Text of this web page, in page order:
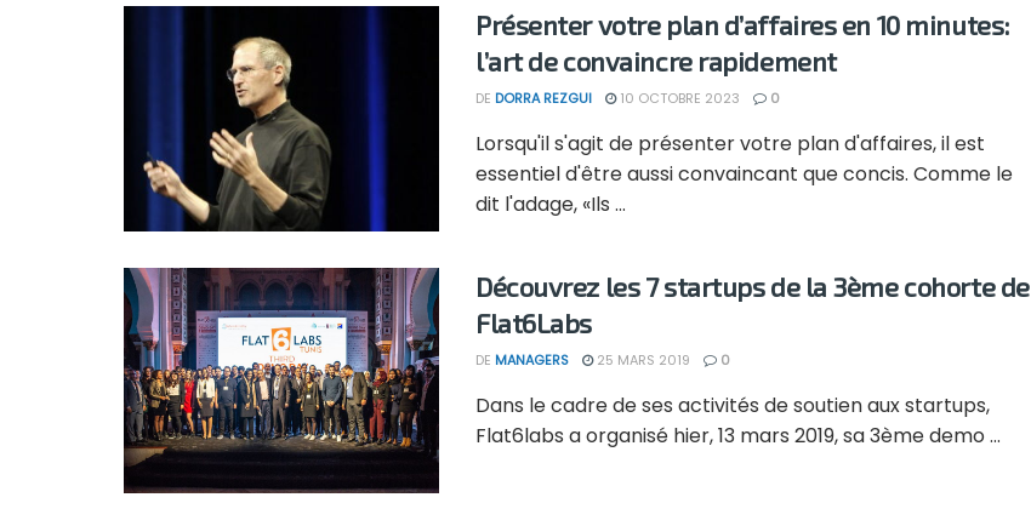
Présenter votre plan d’affaires en 10 minutes:
l’art de convaincre rapidement
DE DORRA REZGUI 10 OCTOBRE 2023 0
Lorsqu'il s'agit de présenter votre plan d'affaires, il est
essentiel d'être aussi convaincant que concis. Comme le
dit l'adage, «Ils ...
Découvrez les 7 startups de la 3ème cohorte de
Flat6Labs
DE MANAGERS 25 MARS 2019 0
Dans le cadre de ses activités de soutien aux startups,
Flat6labs a organisé hier, 13 mars 2019, sa 3ème demo ...